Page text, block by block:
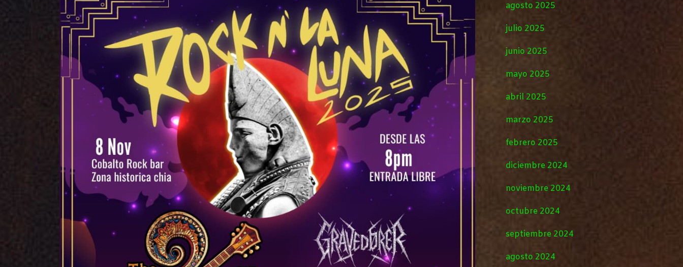
agosto 2025
julio 2025
junio 2025
mayo 2025
abril 2025
marzo 2025
febrero 2025
diciembre 2024
noviembre 2024
octubre 2024
septiembre 2024
agosto 2024